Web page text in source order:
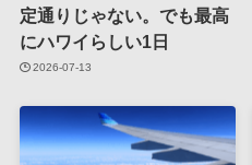
定通りじゃない。でも最高
にハワイらしい1日
2026-07-13